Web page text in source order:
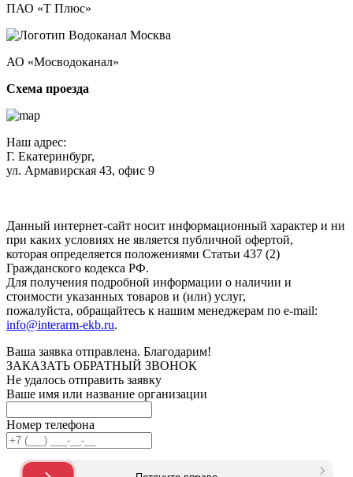
ПАО «Т Плюс»
АО «Мосводоканал»
Схема проезда
Наш адрес:
Г. Екатеринбург,
ул. Армавирская 43, офис 9
Данный интернет-сайт носит информационный характер и ни
при каких условиях не является публичной офертой,
которая определяется положениями Статьи 437 (2)
Гражданского кодекса РФ.
Для получения подробной информации о наличии и
стоимости указанных товаров и (или) услуг,
пожалуйста, обращайтесь к нашим менеджерам по e-mail:
info@interarm-ekb.ru.
Ваша заявка отправлена. Благодарим!
ЗАКАЗАТЬ ОБРАТНЫЙ ЗВОНОК
Не удалось отправить заявку
Ваше имя или название организации
Номер телефона